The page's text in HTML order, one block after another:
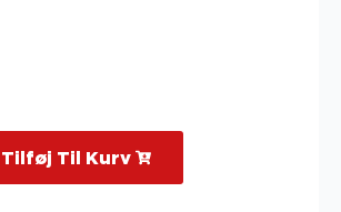
Tilføj Til Kurv